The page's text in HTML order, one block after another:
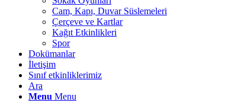
Cam, Kapı, Duvar Süslemeleri
Çerçeve ve Kartlar
Kağıt Etkinlikleri
Spor
Dokümanlar
İletişim
Sınıf etkinliklerimiz
Ara
Menu Menu